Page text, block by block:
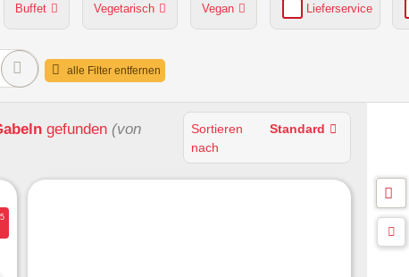
Buffet Vegetarisch Vegan Lieferservice
Freien grüner Gastgarten
alle Filter entfernen
gefunden (von
Sortieren
nach
Standard